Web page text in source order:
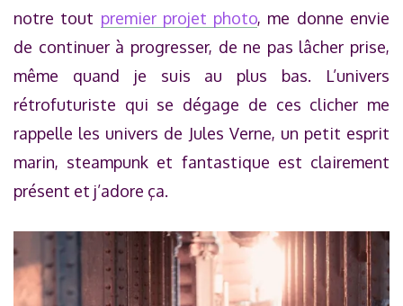
notre tout premier projet photo, me donne envie
de continuer à progresser, de ne pas lâcher prise,
même quand je suis au plus bas. L’univers
rétrofuturiste qui se dégage de ces clicher me
rappelle les univers de Jules Verne, un petit esprit
marin, steampunk et fantastique est clairement
présent et j’adore ça.